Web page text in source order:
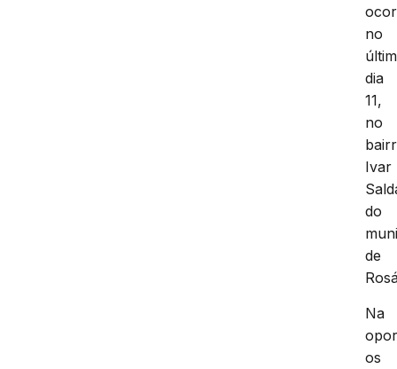
no
dia
11,
no
Ivar
do
de
Na
os